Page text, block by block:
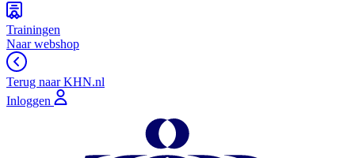
Trainingen
Naar webshop
Terug naar KHN.nl
Inloggen